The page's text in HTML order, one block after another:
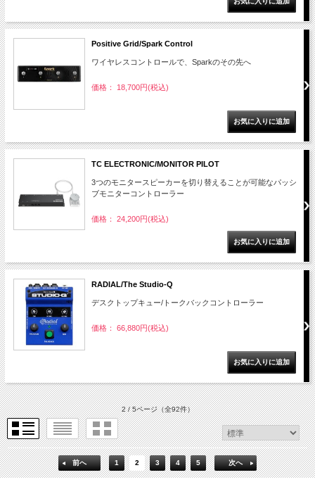
Positive Grid/Spark Control
ワイヤレスコントロールで、Sparkのその先へ
価格： 18,700円(税込)
TC ELECTRONIC/MONITOR PILOT
3つのモニタースピーカーを切り替えることが可能なパッシ
ブモニターコントローラー
価格： 24,200円(税込)
RADIAL/The Studio-Q
デスクトップキュー/トークバックコントローラー
価格： 66,880円(税込)
2 / 5ページ（全92件）
前へ 1 2 3 4 5 次へ